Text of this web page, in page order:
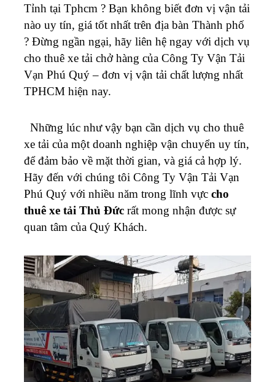
Tỉnh tại Tphcm ? Bạn không biết đơn vị vận tải
nào uy tín, giá tốt nhất trên địa bàn Thành phố
? Đừng ngần ngại, hãy liên hệ ngay với dịch vụ
cho thuê xe tải chở hàng của Công Ty Vận Tải
Vạn Phú Quý – đơn vị vận tải chất lượng nhất
TPHCM hiện nay.
Những lúc như vậy bạn cần dịch vụ cho thuê
xe tải của một doanh nghiệp vận chuyển uy tín,
để đảm bảo về mặt thời gian, và giá cả hợp lý.
Hãy đến với chúng tôi Công Ty Vận Tải Vạn
Phú Quý với nhiều năm trong lĩnh vực cho
thuê xe tải Thủ Đức rất mong nhận được sự
quan tâm của Quý Khách.